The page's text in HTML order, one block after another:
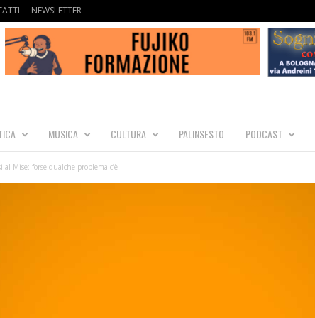
NEWSLETTER
MUSICA CULTURA PALINSESTO PODCAST
Mise: forse qualche problema c’è